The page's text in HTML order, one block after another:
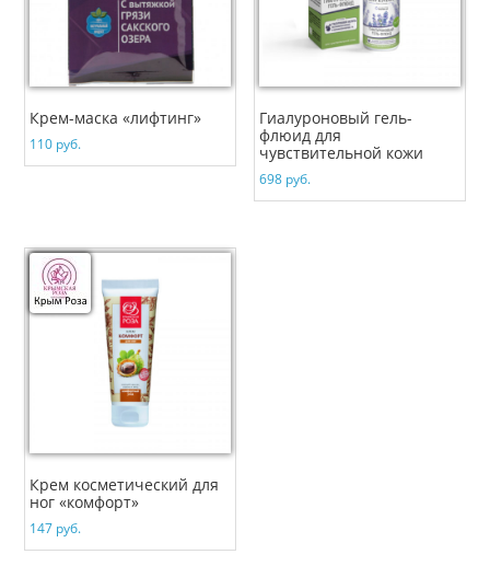
Крем-маска «лифтинг»
110 руб.
Гиалуроновый гель-
флюид для
чувствительной кожи
698 руб.
Крем косметический для
ног «комфорт»
147 руб.